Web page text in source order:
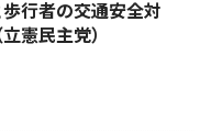
行者の交通安全対
憲民主党）